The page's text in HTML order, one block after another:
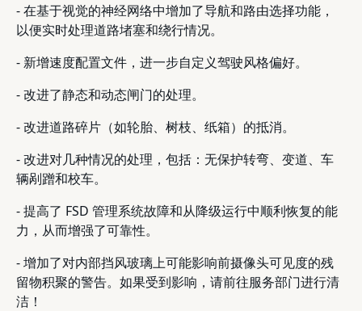
- 在基于视觉的神经网络中增加了导航和路由选择功能，
以便实时处理道路堵塞和绕行情况。
- 新增速度配置文件，进一步自定义驾驶风格偏好。
- 改进了静态和动态闸门的处理。
- 改进道路碎片（如轮胎、树枝、纸箱）的抵消。
- 改进对几种情况的处理，包括：无保护转弯、变道、车
辆剐蹭和校车。
- 提高了 FSD 管理系统故障和从降级运行中顺利恢复的能
力，从而增强了可靠性。
- 增加了对内部挡风玻璃上可能影响前摄像头可见度的残
留物积聚的警告。如果受到影响，请前往服务部门进行清
洁！